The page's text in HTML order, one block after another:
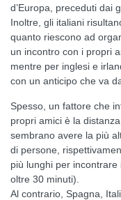
d’Europa, preceduti dai
Inoltre, gli italiani
quanto riescono ad
un incontro con i propri
mentre per inglesi e
con un anticipo che va
Spesso, un fattore che
propri amici è la
sembrano avere la più
di persone,
più lunghi per
oltre 30 minuti).
Al contrario, Spagna,